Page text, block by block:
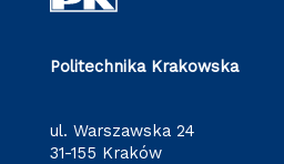
Politechnika Krakowska
ul. Warszawska 24
31-155 Kraków